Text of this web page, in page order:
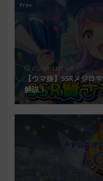
Prev
2023年11月9日
【ウマ娘】SSRメジロ
解説！